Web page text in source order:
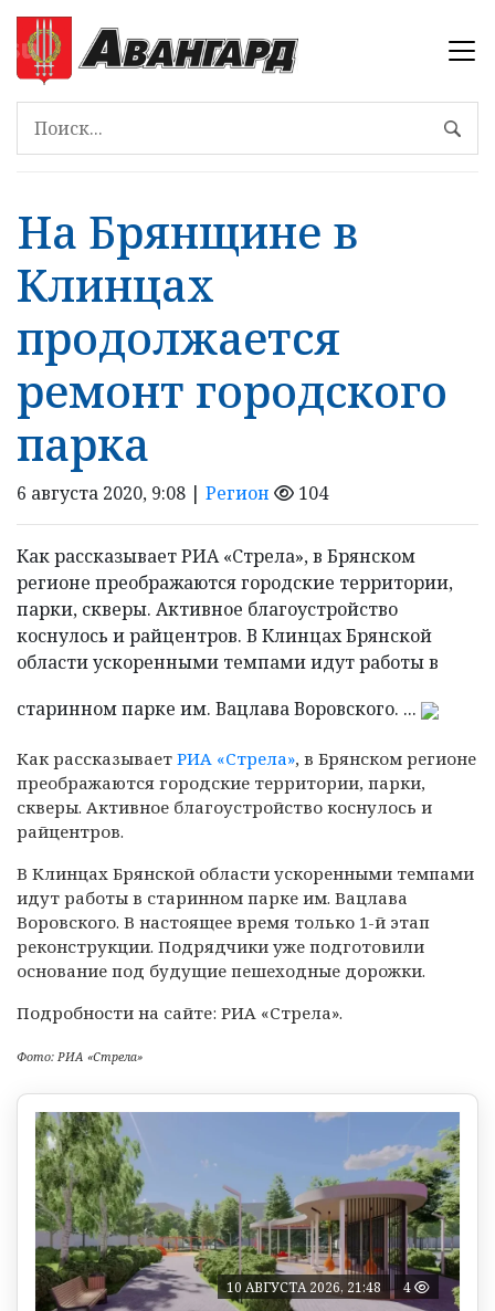
На Брянщине в
Клинцах
продолжается
ремонт городского
парка
6 августа 2020, 9:08 | Регион 104
Как рассказывает РИА «Стрела», в Брянском
регионе преображаются городские территории,
парки, скверы. Активное благоустройство
коснулось и райцентров. В Клинцах Брянской
области ускоренными темпами идут работы в
старинном парке им. Вацлава Воровского. ...
Как рассказывает РИА «Стрела», в Брянском регионе
преображаются городские территории, парки,
скверы. Активное благоустройство коснулось и
райцентров.
В Клинцах Брянской области ускоренными темпами
идут работы в старинном парке им. Вацлава
Воровского. В настоящее время только 1-й этап
реконструкции. Подрядчики уже подготовили
основание под будущие пешеходные дорожки.
Подробности на сайте: РИА «Стрела».
Фото: РИА «Стрела»
10 АВГУСТА 2026, 21:48 4